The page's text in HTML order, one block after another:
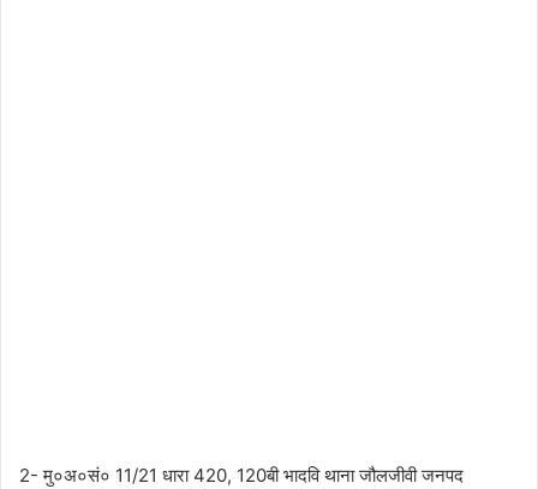
2- मु०अ०सं० 11/21 धारा 420, 120बी भादवि थाना जौलजीवी जनपद